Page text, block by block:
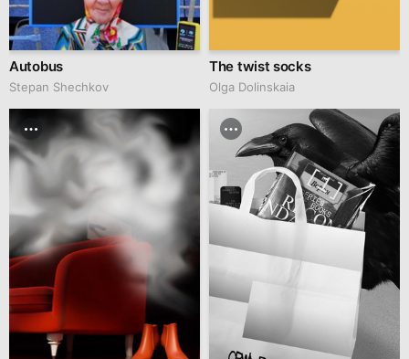
Autobus
Stepan Shechkov
The twist socks
Olga Dolinskaia